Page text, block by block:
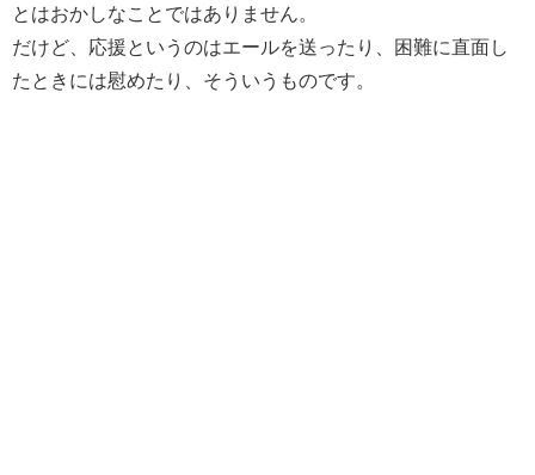
とはおかしなことではありません。
だけど、応援というのはエールを送ったり、困難に直面し
たときには慰めたり、そういうものです。